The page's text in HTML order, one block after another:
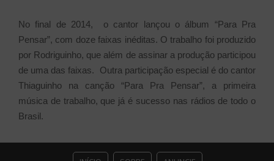
No final de 2014, o cantor lançou o álbum “Para Pra
Pensar”, com doze faixas inéditas. O trabalho foi produzido
por Rodriguinho, que além de assinar a produção participou
de uma das faixas. Outra participação especial é do cantor
Thiaguinho na canção “Para Pra Pensar”, a primeira
música de trabalho, que já é sucesso nas rádios de todo o
Brasil.